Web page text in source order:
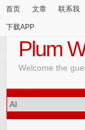
首页 文章 联系我
下载APP
Plum
Welcome the